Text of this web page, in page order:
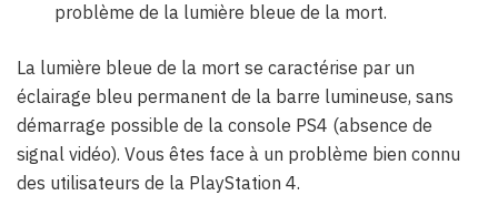
problème de la lumière bleue de la mort.
La lumière bleue de la mort se caractérise par un
éclairage bleu permanent de la barre lumineuse, sans
démarrage possible de la console PS4 (absence de
signal vidéo). Vous êtes face à un problème bien connu
des utilisateurs de la PlayStation 4.